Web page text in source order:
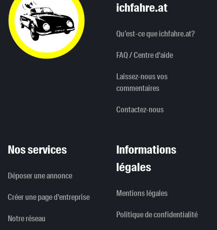
ichfahre.at
Qu’est-ce que ichfahre.at?
FAQ / Centre d'aide
Laissez-nous vos
commentaires
Contactez-nous
Nos services
Déposer une annonce
Créer une page d'entreprise
Notre réseau
Informations
légales
Mentions légales
Politique de confidentialité